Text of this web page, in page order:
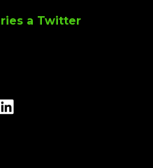
a Twitter